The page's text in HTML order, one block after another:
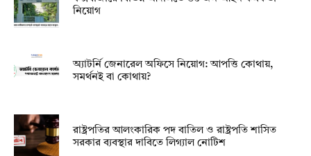
নিয়োগ
অ্যাটর্নি জেনারেল অফিসে নিয়োগ: আপত্তি কোথায়,
সমর্থনই বা কোথায়?
রাষ্ট্রপতির আলংকারিক পদ বাতিল ও রাষ্ট্রপতি শাসিত
সরকার ব্যবস্থার দাবিতে লিগ্যাল নোটিশ